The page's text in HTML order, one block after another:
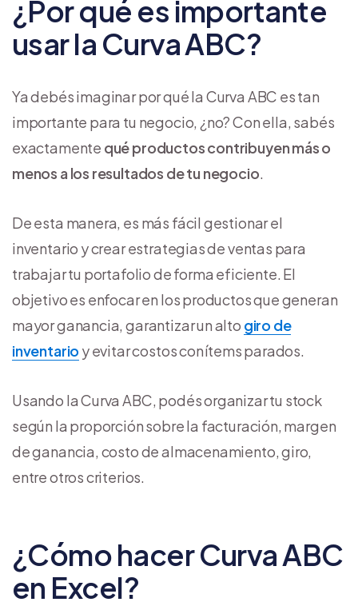
¿Por qué es importante
usar la Curva ABC?
Ya debés imaginar por qué la Curva ABC es tan
importante para tu negocio, ¿no? Con ella, sabés
exactamente qué productos contribuyen más o
menos a los resultados de tu negocio.
De esta manera, es más fácil gestionar el
inventario y crear estrategias de ventas para
trabajar tu portafolio de forma eficiente. El
objetivo es enfocar en los productos que generan
mayor ganancia, garantizar un alto giro de
inventario y evitar costos con ítems parados.
Usando la Curva ABC, podés organizar tu stock
según la proporción sobre la facturación, margen
de ganancia, costo de almacenamiento, giro,
entre otros criterios.
¿Cómo hacer Curva ABC
en Excel?